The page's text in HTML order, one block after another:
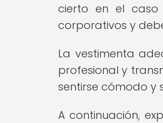
cierto en el caso
corporativos y
La vestimenta
profesional y
sentirse cómodo y
A continuación,